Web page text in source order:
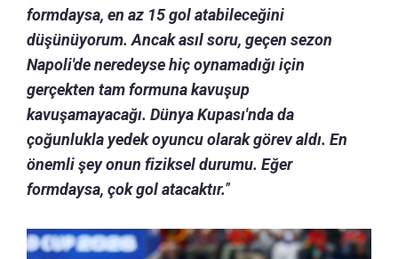
formdaysa, en az 15 gol atabileceğini
düşünüyorum. Ancak asıl soru, geçen sezon
Napoli'de neredeyse hiç oynamadığı için
gerçekten tam formuna kavuşup
kavuşamayacağı. Dünya Kupası'nda da
çoğunlukla yedek oyuncu olarak görev aldı. En
önemli şey onun fiziksel durumu. Eğer
formdaysa, çok gol atacaktır.”